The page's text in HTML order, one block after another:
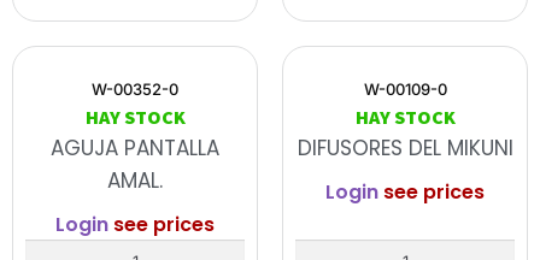
W-00352-0
HAY STOCK
AGUJA PANTALLA
AMAL.
Login see prices
W-00109-0
HAY STOCK
DIFUSORES DEL MIKUNI
Login see prices